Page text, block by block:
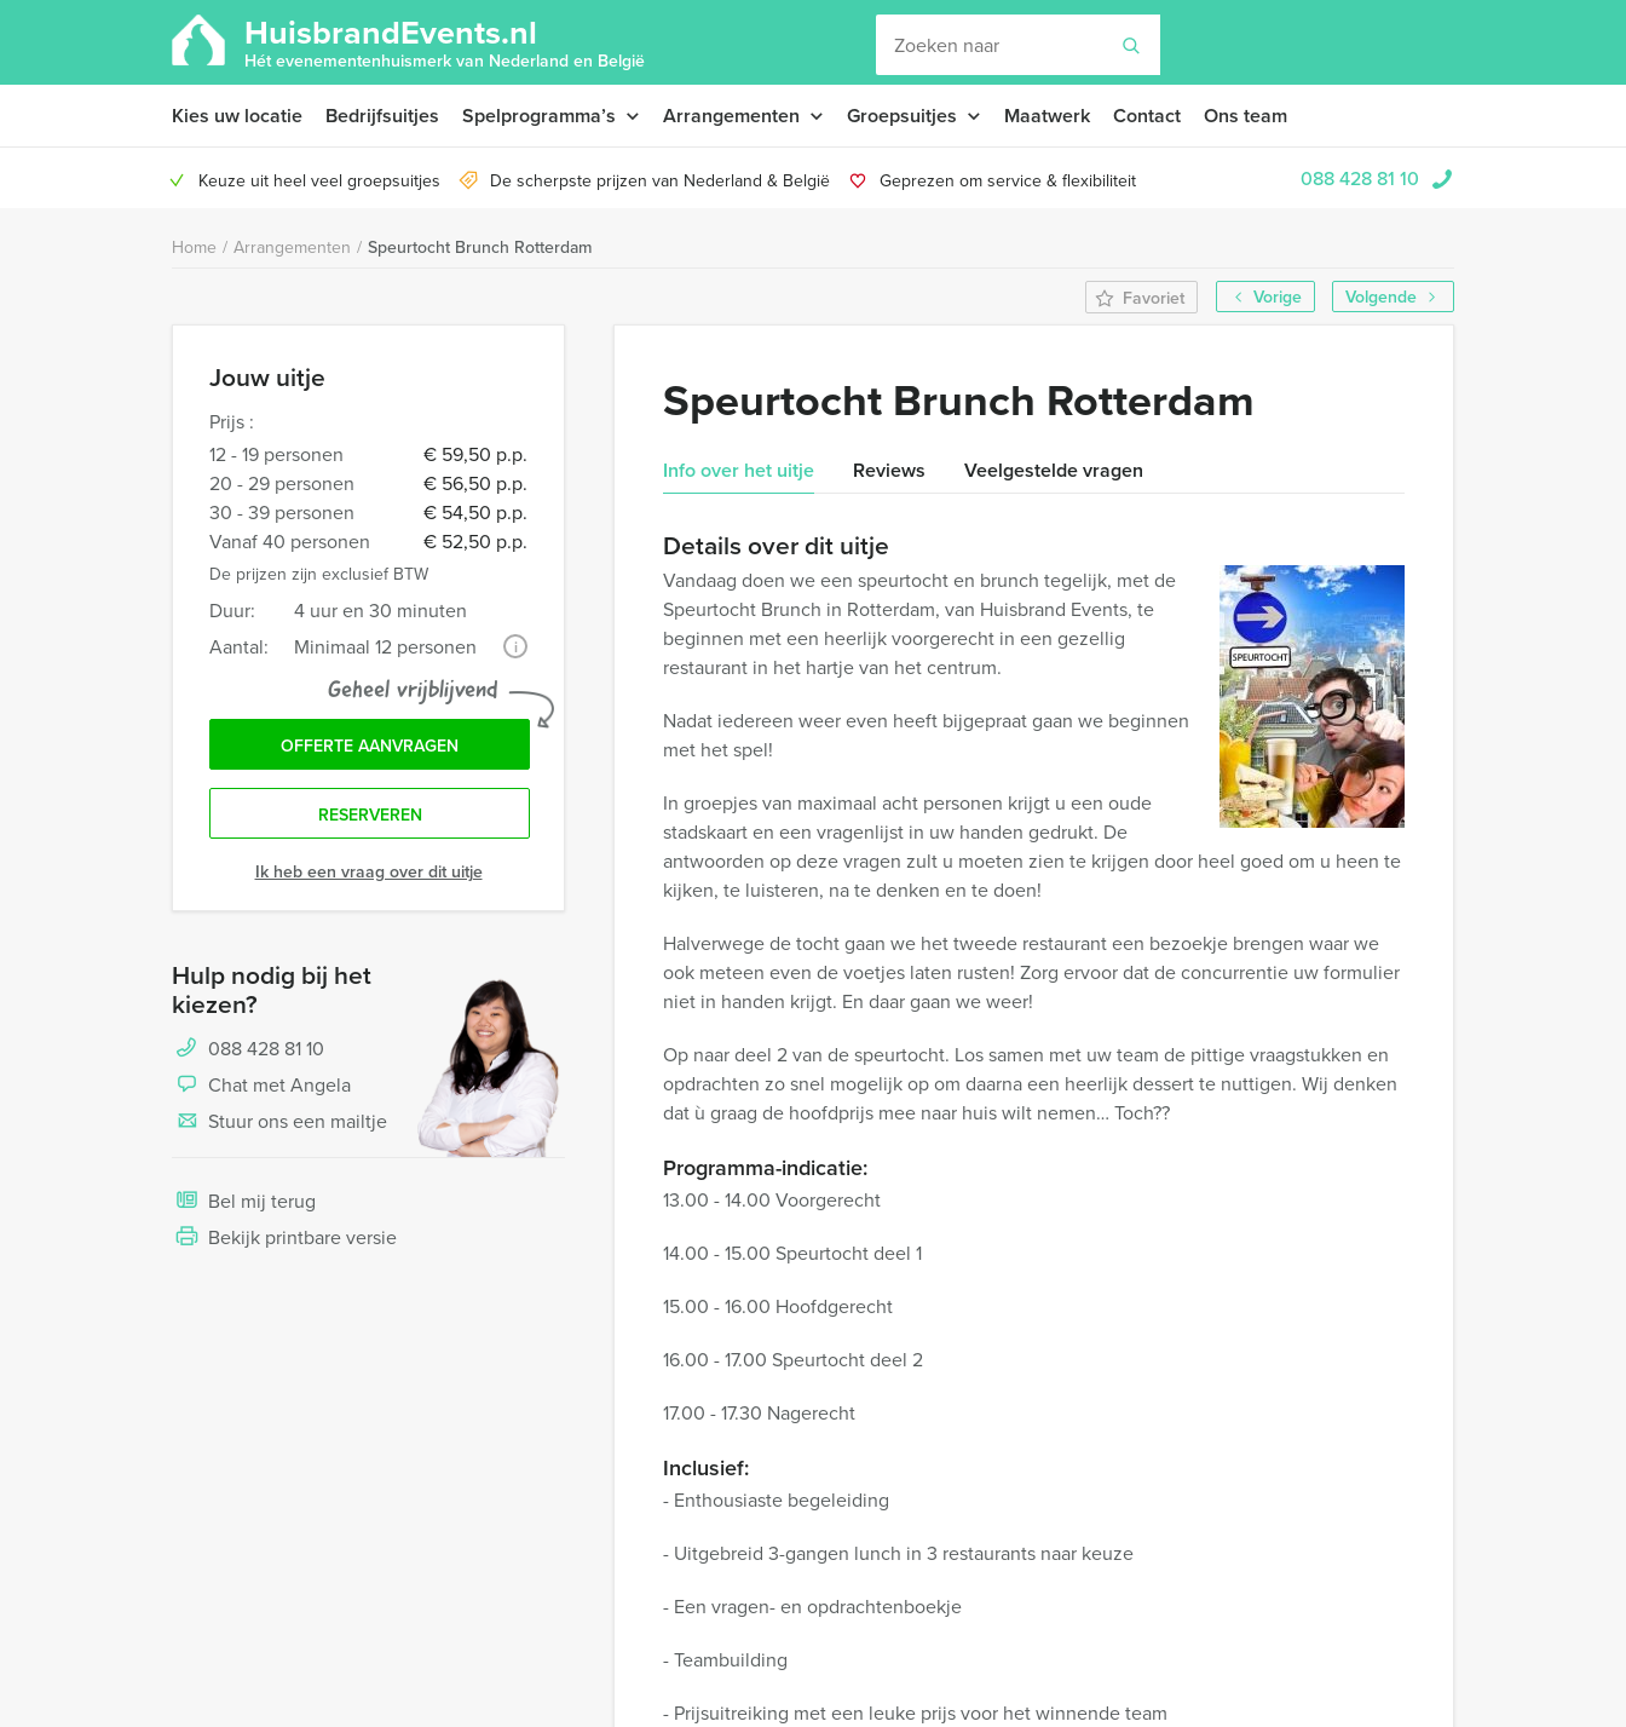
HuisbrandEvents.nl
Hét evenementenhuismerk van Nederland en België
Kies uw locatie Bedrijfsuitjes Spelprogramma’s Arrangementen Groepsuitjes Maatwerk Contact Ons team
Keuze uit heel veel groepsuitjes De scherpste prijzen van Nederland & België Geprezen om service & flexibiliteit 088 428 81 10
Home / Arrangementen / Speurtocht Brunch Rotterdam
Vorige Volgende
Favoriet
Jouw uitje
Prijs :
12 - 19 personen
€ 59,50 p.p.
20 - 29 personen
€ 56,50 p.p.
30 - 39 personen
€ 54,50 p.p.
Vanaf 40 personen
€ 52,50 p.p.
De prijzen zijn exclusief BTW
Duur:
4 uur en 30 minuten
Aantal:
Minimaal 12 personen i
Geheel vrijblijvend
OFFERTE AANVRAGEN
RESERVEREN
Ik heb een vraag over dit uitje
Hulp nodig bij het
kiezen?
088 428 81 10
Chat met Angela
Stuur ons een mailtje
Bel mij terug
Bekijk printbare versie
Speurtocht Brunch Rotterdam
Info over het uitje Reviews Veelgestelde vragen
Details over dit uitje
Vandaag doen we een speurtocht en brunch tegelijk, met de
Speurtocht Brunch in Rotterdam, van Huisbrand Events, te
beginnen met een heerlijk voorgerecht in een gezellig
restaurant in het hartje van het centrum.
Nadat iedereen weer even heeft bijgepraat gaan we beginnen
met het spel!
In groepjes van maximaal acht personen krijgt u een oude
stadskaart en een vragenlijst in uw handen gedrukt. De
antwoorden op deze vragen zult u moeten zien te krijgen door heel goed om u heen te
kijken, te luisteren, na te denken en te doen!
Halverwege de tocht gaan we het tweede restaurant een bezoekje brengen waar we
ook meteen even de voetjes laten rusten! Zorg ervoor dat de concurrentie uw formulier
niet in handen krijgt. En daar gaan we weer!
Op naar deel 2 van de speurtocht. Los samen met uw team de pittige vraagstukken en
opdrachten zo snel mogelijk op om daarna een heerlijk dessert te nuttigen. Wij denken
dat ù graag de hoofdprijs mee naar huis wilt nemen… Toch??
Programma-indicatie:
13.00 - 14.00 Voorgerecht
14.00 - 15.00 Speurtocht deel 1
15.00 - 16.00 Hoofdgerecht
16.00 - 17.00 Speurtocht deel 2
17.00 - 17.30 Nagerecht
Inclusief:
- Enthousiaste begeleiding
- Uitgebreid 3-gangen lunch in 3 restaurants naar keuze
- Een vragen- en opdrachtenboekje
- Teambuilding
- Prijsuitreiking met een leuke prijs voor het winnende team